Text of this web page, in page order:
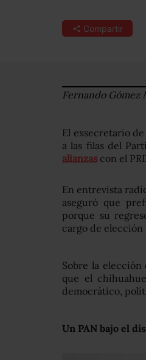
Compartir
Fernando Gómez
El exsecretario
a las filas del
alianzas con el
En entrevista
aseguró que
porque su
cargo de elección
Sobre la elección
que el
democrático,
Un PAN bajo el